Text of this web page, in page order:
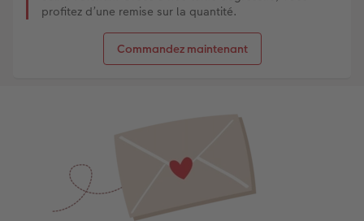
profitez d’une remise sur la quantité.
Commandez maintenant